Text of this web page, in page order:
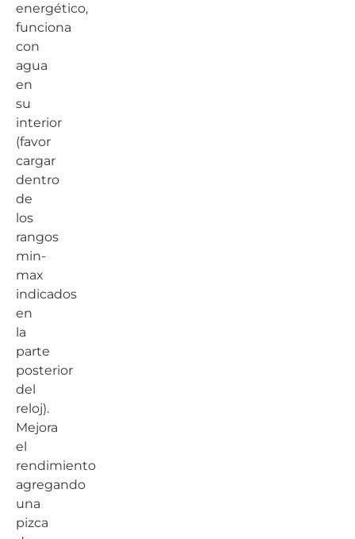
energético,
funciona
con
agua
en
su
interior
(favor
cargar
dentro
de
los
rangos
min-
max
indicados
en
la
parte
posterior
del
reloj).
Mejora
el
rendimiento
agregando
una
pizca